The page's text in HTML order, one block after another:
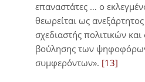
επαναστάτες … ο
θεωρείται ως
σχεδιαστής πολιτικών
βούλησης των
συμφερόντων». [13]